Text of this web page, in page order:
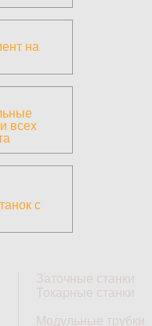
на
всех
с
Заточные станки
Токарные станки
Модульные трубки